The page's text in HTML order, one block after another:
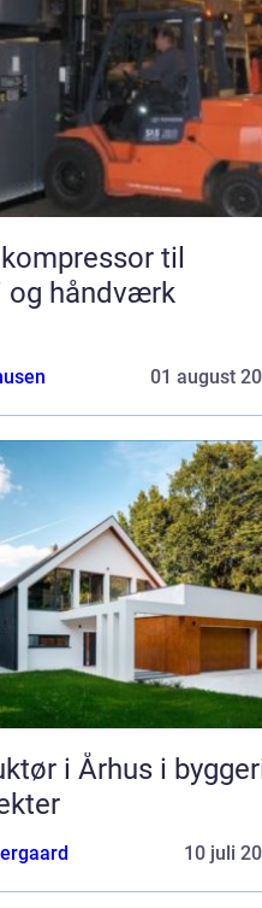
til
og håndværk
01 august
i Århus i
10 juli